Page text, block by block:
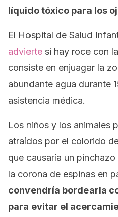
líquido tóxico para los
El Hospital de Salud
advierte si hay roce con
consiste en enjuagar la
abundante agua durante
asistencia médica.
Los niños y los animales
atraídos por el colorido
que causaría un
la corona de espinas en
convendría bordearla
para evitar el